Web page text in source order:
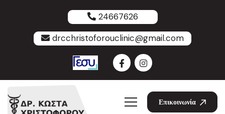
24667626
drcchristoforouclinic@gmail.com
Επικοινωνία